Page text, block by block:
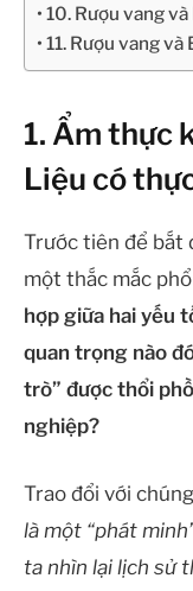
10. Rượu vang
11. Rượu vang
1. Ẩm thực
Liệu có
Trước tiên để bắt
một thắc mắc
hợp giữa hai yếu
quan trọng nào
trò” được thổi
nghiệp?
Trao đổi với
là một “phát
ta nhìn lại lịch sử